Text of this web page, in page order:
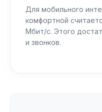
Для мобильного
комфортной
Мбит/с. Этого
и звонков.